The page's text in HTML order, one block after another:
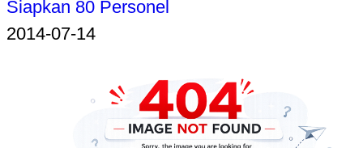
Siapkan 80 Personel
2014-07-14